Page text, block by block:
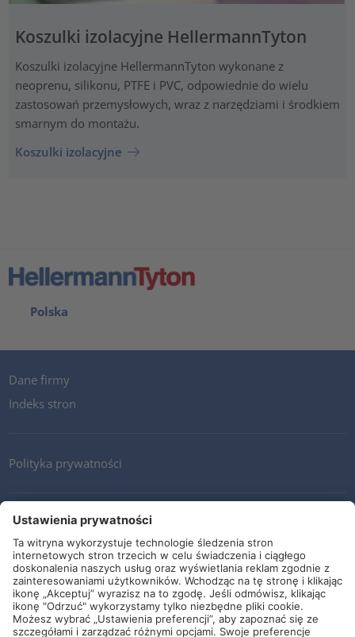
Koszulki izolacyjne HellermannTyton
Koszulki izolacyjne HellermannTyton wykonane z
neoprenu, silikonu, PTFE i PVC, odpowiednie do wielu
zastosowań przemysłowych, wraz z narzędziami i środkiem
smarnym do montażu.
Koszulki izolacyjne
Polska
Dane firmy
Indeks stron
Polityka prywatności
Kontakt
Newsletter